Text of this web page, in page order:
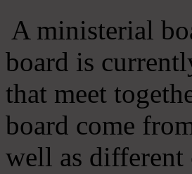
A ministerial
board is
that meet
board come
well as different